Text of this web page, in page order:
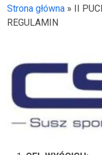
Strona główna » II
REGULAMIN